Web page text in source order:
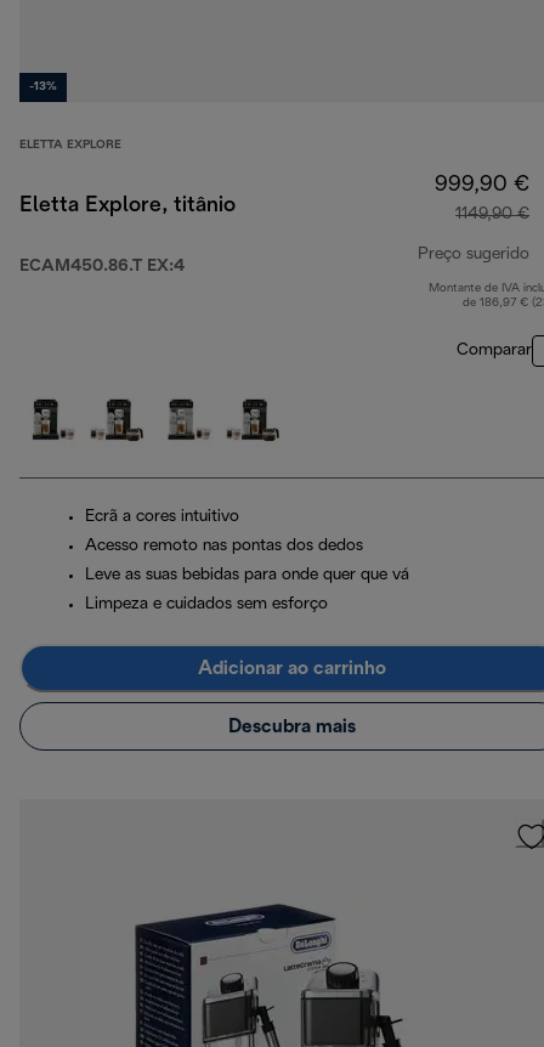
-13%
ELETTA EXPLORE
Eletta Explore, titânio
ECAM450.86.T EX:4
999,90 €
1149,90 €
Preço sugerido
Montante de IVA
de 186,97 €
Comparar
Ecrã a cores intuitivo
Acesso remoto nas pontas dos dedos
Leve as suas bebidas para onde quer que vá
Limpeza e cuidados sem esforço
Adicionar ao carrinho
Descubra mais